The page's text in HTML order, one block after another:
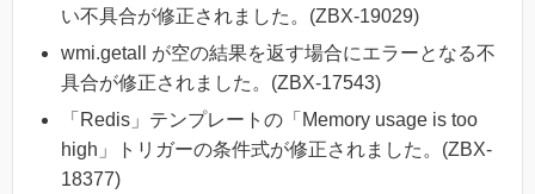
い不具合が修正されました。(ZBX-19029)
wmi.getall が空の結果を返す場合にエラーとなる不
具合が修正されました。(ZBX-17543)
「Redis」テンプレートの「Memory usage is too
high」トリガーの条件式が修正されました。(ZBX-
18377)